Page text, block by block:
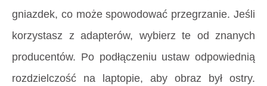
gniazdek, co może spowodować przegrzanie. Jeśli
korzystasz z adapterów, wybierz te od znanych
producentów. Po podłączeniu ustaw odpowiednią
rozdzielczość na laptopie, aby obraz był ostry.